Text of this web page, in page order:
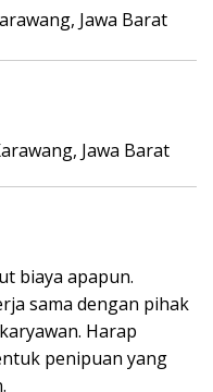
Jawa Barat
Jawa Barat
biaya apapun.
sama dengan pihak
Harap
penipuan yang